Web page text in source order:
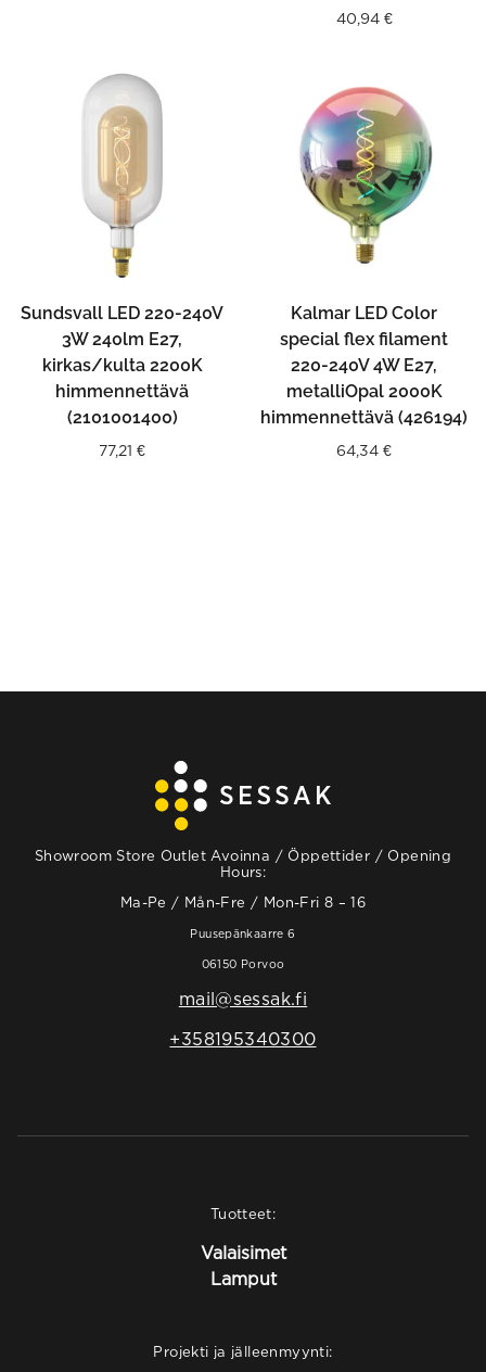
40,94 €
Sundsvall LED 220-240V
3W 240lm E27,
kirkas/kulta 2200K
himmennettävä
(2101001400)
77,21 €
Kalmar LED Color
special flex filament
220-240V 4W E27,
metalliOpal 2000K
himmennettävä (426194)
64,34 €
Showroom Store Outlet Avoinna / Öppettider / Opening
Hours:
Ma-Pe / Mån-Fre / Mon-Fri 8 – 16
Puusepänkaarre 6
06150 Porvoo
mail@sessak.fi
+358195340300
Tuotteet:
Valaisimet
Lamput
Projekti ja jälleenmyynti: